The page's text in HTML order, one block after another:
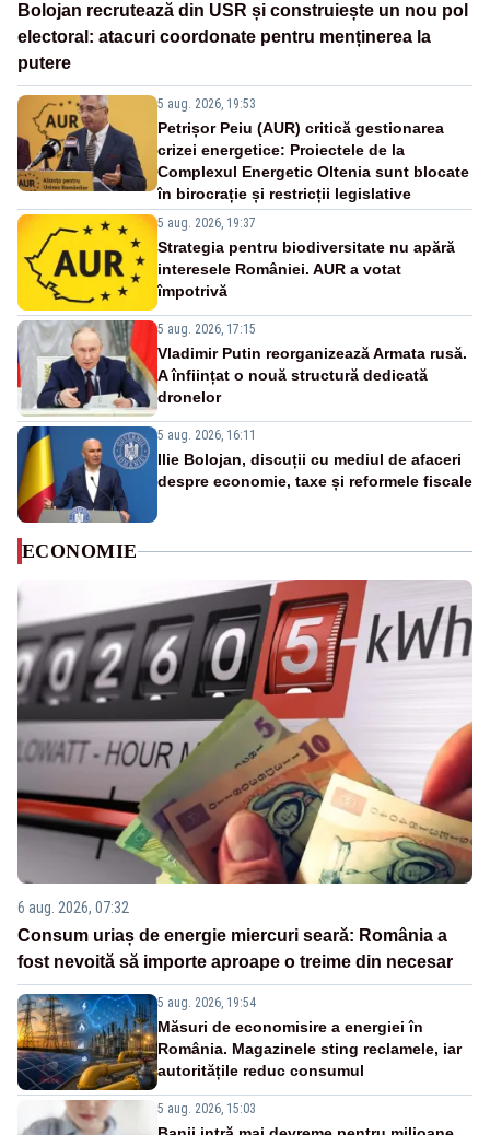
Bolojan recrutează din USR și construiește un nou pol
electoral: atacuri coordonate pentru menținerea la
putere
5 aug. 2026, 19:53
Petrișor Peiu (AUR) critică gestionarea
crizei energetice: Proiectele de la
Complexul Energetic Oltenia sunt blocate
în birocrație și restricții legislative
5 aug. 2026, 19:37
Strategia pentru biodiversitate nu apără
interesele României. AUR a votat
împotrivă
5 aug. 2026, 17:15
Vladimir Putin reorganizează Armata rusă.
A înființat o nouă structură dedicată
dronelor
5 aug. 2026, 16:11
Ilie Bolojan, discuții cu mediul de afaceri
despre economie, taxe și reformele fiscale
ECONOMIE
6 aug. 2026, 07:32
Consum uriaș de energie miercuri seară: România a
fost nevoită să importe aproape o treime din necesar
5 aug. 2026, 19:54
Măsuri de economisire a energiei în
România. Magazinele sting reclamele, iar
autoritățile reduc consumul
5 aug. 2026, 15:03